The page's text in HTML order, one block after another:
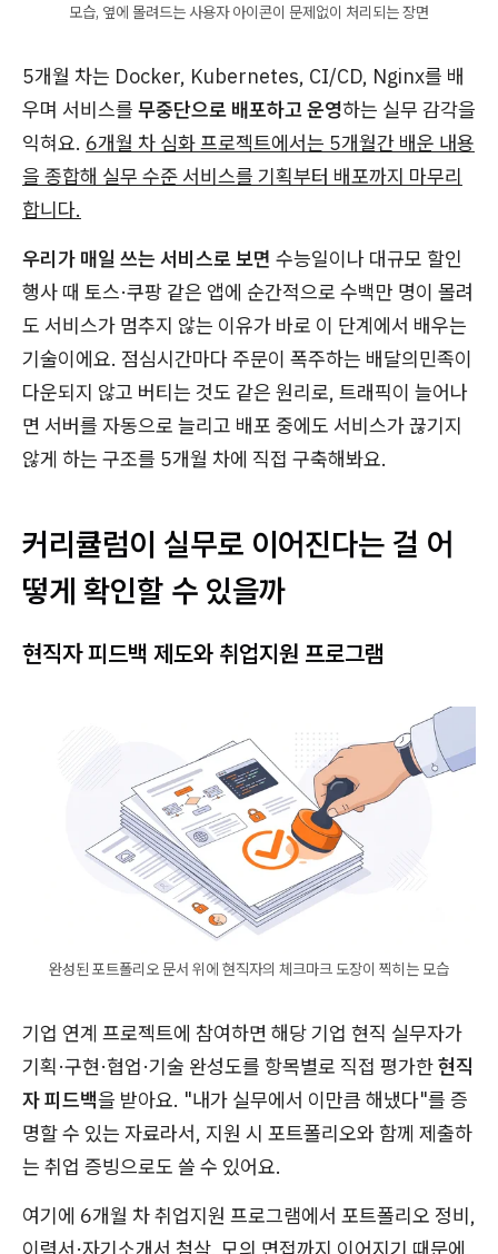
모습, 옆에 몰려드는 사용자 아이콘이 문제없이 처리되는 장면
5개월 차는 Docker, Kubernetes, CI/CD, Nginx를 배
우며 서비스를 무중단으로 배포하고 운영하는 실무 감각을
익혀요. 6개월 차 심화 프로젝트에서는 5개월간 배운 내용
을 종합해 실무 수준 서비스를 기획부터 배포까지 마무리
합니다.
우리가 매일 쓰는 서비스로 보면 수능일이나 대규모 할인
행사 때 토스·쿠팡 같은 앱에 순간적으로 수백만 명이 몰려
도 서비스가 멈추지 않는 이유가 바로 이 단계에서 배우는
기술이에요. 점심시간마다 주문이 폭주하는 배달의민족이
다운되지 않고 버티는 것도 같은 원리로, 트래픽이 늘어나
면 서버를 자동으로 늘리고 배포 중에도 서비스가 끊기지
않게 하는 구조를 5개월 차에 직접 구축해봐요.
커리큘럼이 실무로 이어진다는 걸 어
떻게 확인할 수 있을까
현직자 피드백 제도와 취업지원 프로그램
완성된 포트폴리오 문서 위에 현직자의 체크마크 도장이 찍히는 모습
기업 연계 프로젝트에 참여하면 해당 기업 현직 실무자가
기획·구현·협업·기술 완성도를 항목별로 직접 평가한현직
자 피드백을 받아요. "내가 실무에서 이만큼 해냈다"를 증
명할 수 있는 자료라서, 지원 시 포트폴리오와 함께 제출하
는 취업 증빙으로도 쓸 수 있어요.
여기에 6개월 차 취업지원 프로그램에서 포트폴리오 정비,